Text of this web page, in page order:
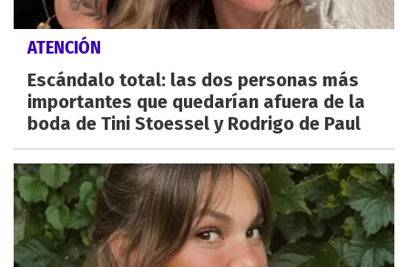
ATENCIÓN
Escándalo total: las dos personas más
importantes que quedarían afuera de la
boda de Tini Stoessel y Rodrigo de Paul